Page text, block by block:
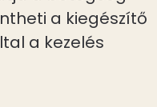
a kiegészítő
a kezelés